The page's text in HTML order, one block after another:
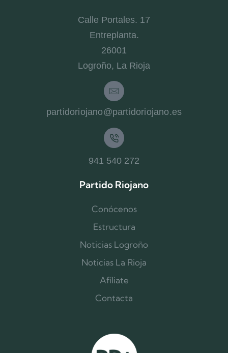
Calle Portales. 17
Entreplanta.
26001
Logroño, La Rioja
partidoriojano@partidoriojano.es
941 540 272
Partido Riojano
Conócenos
Estructura
Noticias Logroño
Noticias La Rioja
Afíliate
Contacta